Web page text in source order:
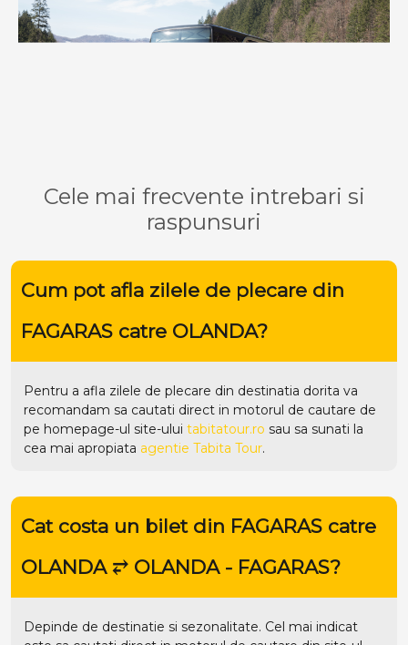
Cele mai frecvente intrebari si
raspunsuri
Cum pot afla zilele de plecare din
FAGARAS catre OLANDA?
Pentru a afla zilele de plecare din destinatia dorita va
recomandam sa cautati direct in motorul de cautare de
pe homepage-ul site-ului tabitatour.ro sau sa sunati la
cea mai apropiata agentie Tabita Tour.
Cat costa un bilet din FAGARAS catre
OLANDA ⥂ OLANDA - FAGARAS?
Depinde de destinatie si sezonalitate. Cel mai indicat